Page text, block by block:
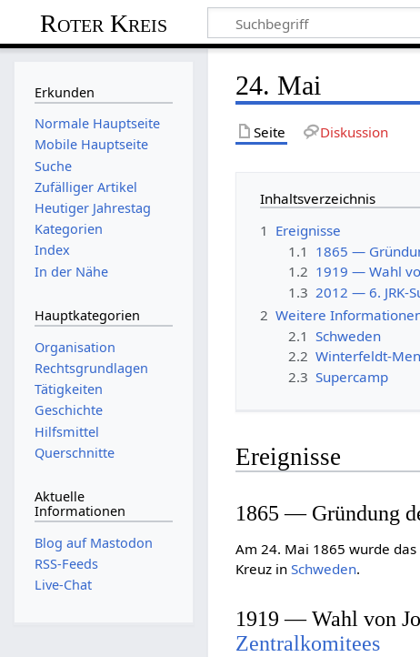
Roter Kreis
24. Mai
Seite Diskussion
Inhaltsverzeichnis
1 Ereignisse
1.1 1865 —
1.2 1919 — Wahl
1.3 2012 — 6. JRK-
2 Weitere
2.1 Schweden
2.2 Winterfeldt-
2.3 Supercamp
Ereignisse
1865 — Gründung
Am 24. Mai 1865 wurde das
Kreuz inSchweden.
1919 — Wahl von
Zentralkomitees
Erkunden
Normale Hauptseite
Mobile Hauptseite
Suche
Zufälliger Artikel
Heutiger Jahrestag
Kategorien
Index
In der Nähe
Hauptkategorien
Organisation
Rechtsgrundlagen
Tätigkeiten
Geschichte
Hilfsmittel
Querschnitte
Aktuelle
Informationen
Blog auf Mastodon
RSS-Feeds
Live-Chat